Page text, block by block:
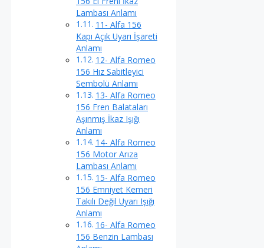
Lambası Anlamı
11- Alfa 156
Kapı Açık Uyarı İşareti
Anlamı
12- Alfa Romeo
156 Hız Sabitleyici
Sembolü Anlamı
13- Alfa Romeo
156 Fren Balataları
Aşınmış İkaz Işığı
Anlamı
14- Alfa Romeo
156 Motor Arıza
Lambası Anlamı
15- Alfa Romeo
156 Emniyet Kemeri
Takılı Değil Uyarı Işığı
Anlamı
16- Alfa Romeo
156 Benzin Lambası